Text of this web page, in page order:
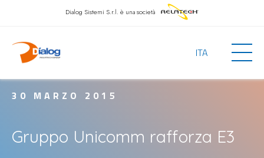
Dialog Sistemi S.r.l. è una società
ITA
30 MARZO 2015
Gruppo Unicomm rafforza E3